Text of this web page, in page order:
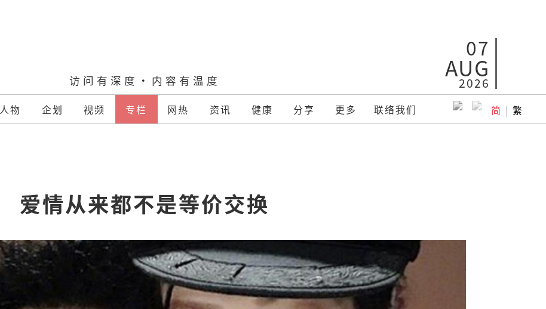
访问有深度·内容有温度
07
AUG
2026
人物 企划 视频 专栏 网热 资讯 健康 分享 更多 联络我们 简 | 繁
爱情从来都不是等价交换